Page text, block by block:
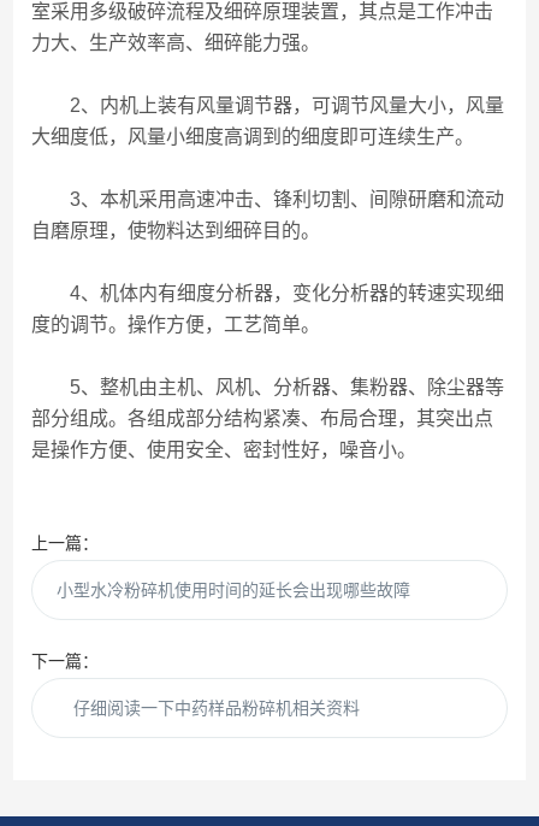
室采用多级破碎流程及细碎原理装置，其点是工作冲击
力大、生产效率高、细碎能力强。
2、内机上装有风量调节器，可调节风量大小，风量
大细度低，风量小细度高调到的细度即可连续生产。
3、本机采用高速冲击、锋利切割、间隙研磨和流动
自磨原理，使物料达到细碎目的。
4、机体内有细度分析器，变化分析器的转速实现细
度的调节。操作方便，工艺简单。
5、整机由主机、风机、分析器、集粉器、除尘器等
部分组成。各组成部分结构紧凑、布局合理，其突出点
是操作方便、使用安全、密封性好，噪音小。
上一篇：
小型水冷粉碎机使用时间的延长会出现哪些故障
下一篇：
仔细阅读一下中药样品粉碎机相关资料